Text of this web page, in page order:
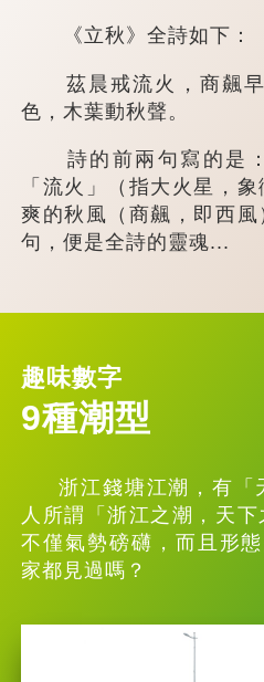
《立秋》全詩如下：
茲晨戒流火，商飆
色，木葉動秋聲。
詩的前兩句寫的是：
「流火」（指大火星，
爽的秋風（商飆，即西
句，便是全詩的靈魂...
趣味數字
9種潮型
浙江錢塘江潮，有「
人所謂「浙江之潮，天
不僅氣勢磅礴，而且形
家都見過嗎？